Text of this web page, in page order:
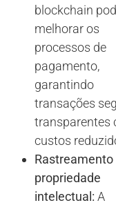
blockchain
melhorar os
processos de
pagamento,
garantindo
transações
transparentes
custos
Rastreamento
propriedade
intelectual: A